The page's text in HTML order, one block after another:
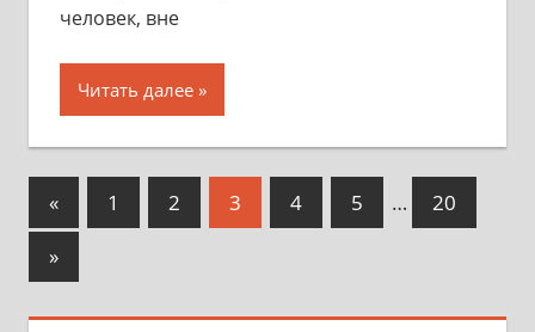
человек, вне
Читать далее
Пагинация
записей
«Предыдущие
записи
1 2 3 4 5 …
20
Следующие
записи
»